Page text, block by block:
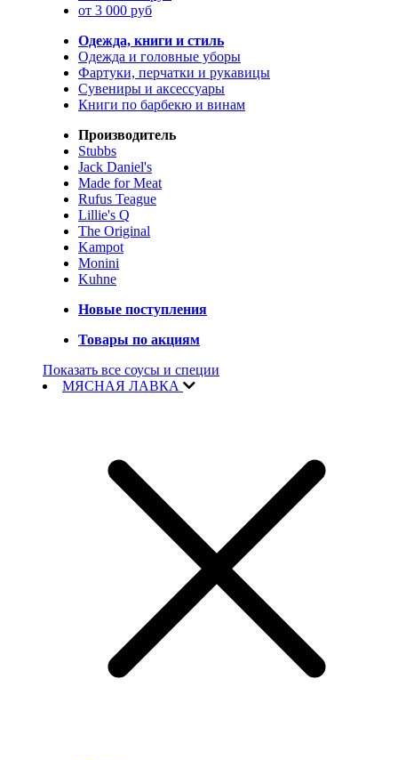
от 3 000 руб
Одежда, книги и стиль
Одежда и головные уборы
Фартуки, перчатки и рукавицы
Сувениры и аксессуары
Книги по барбекю и винам
Производитель
Stubbs
Jack Daniel's
Made for Meat
Rufus Teague
Lillie's Q
The Original
Kampot
Monini
Kuhne
Новые поступления
Товары по акциям
Показать все соусы и специи
МЯСНАЯ ЛАВКА